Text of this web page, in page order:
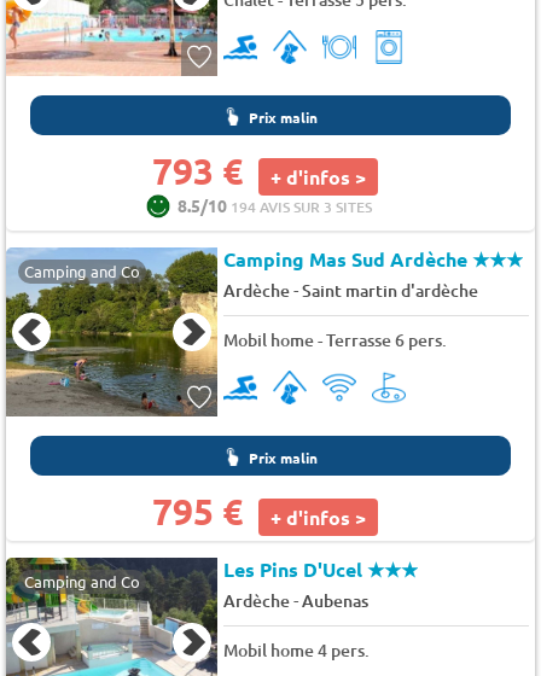
Prix malin
793 € + d'infos >
8.5/10 194 AVIS SUR 3 SITES
Camping and Co Camping Mas Sud Ardèche★★★
Ardèche-Saint martin d'ardèche
Mobil home - Terrasse 6 pers.
Prix malin
795 € + d'infos >
Camping and Co Les Pins D'Ucel★★★
Ardèche-Aubenas
Mobil home 4 pers.